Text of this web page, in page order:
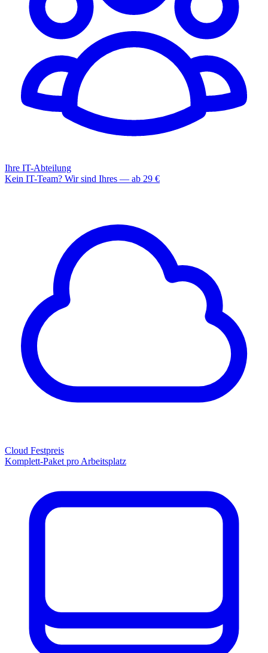
Ihre IT-Abteilung
Kein IT-Team? Wir sind Ihres — ab 29 €
Cloud Festpreis
Komplett-Paket pro Arbeitsplatz